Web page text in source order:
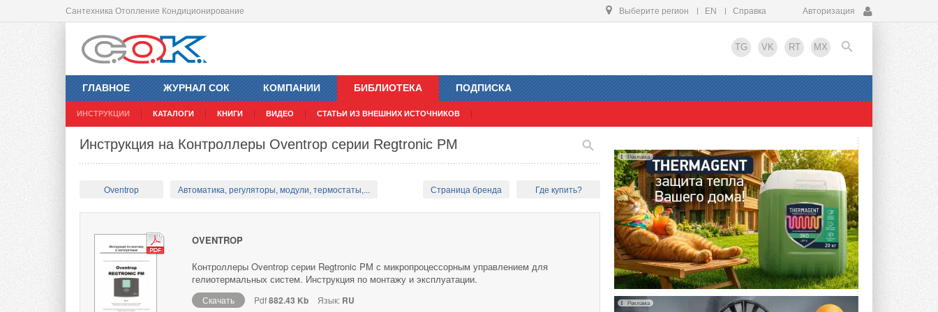
Сантехника Отопление Кондиционирование Выберите регион EN Справка Авторизация
TG VK RT MX
ГЛАВНОЕ ЖУРНАЛ СОК КОМПАНИИ БИБЛИОТЕКА
ИНСТРУКЦИИ КАТАЛОГИ КНИГИ ВИДЕО СТАТЬИ ИЗ ВНЕШНИХ ИСТОЧНИКОВ
ПОДПИСКА
EN
Инструкция на Контроллеры Oventrop серии Regtronic PM
Oventrop Автоматика, регуляторы, модули, термостаты,... Страница бренда Где купить?
OVENTROP
Контроллеры Oventrop серии Regtronic PM с микропроцессорным управлением для
гелиотермальных систем. Инструкция по монтажу и эксплуатации.
Скачать Pdf882.43 Kb Язык: RU
Реклама
Реклама